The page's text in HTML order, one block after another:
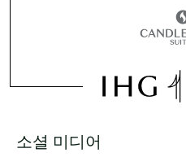
소셜 미디어